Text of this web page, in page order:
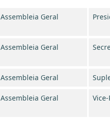
Assembleia Geral
Assembleia Geral
Assembleia Geral
Assembleia Geral